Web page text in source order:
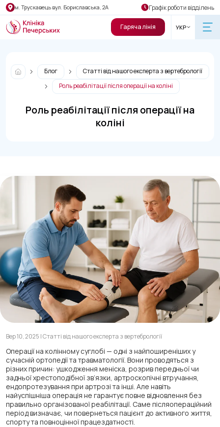
м. Трускавець вул. Бориславська, 2А Графік роботи відділень
Гаряча лінія УКР
Блог
Статті від нашого експерта з вертебрології
Роль реабілітації після операції на коліні
Роль реабілітації після операції на
коліні
Вер 10, 2025 | Статті від нашого експерта з вертебрології
Операції на колінному суглобі — одні з найпоширеніших у
сучасній ортопедії та травматології. Вони проводяться з
різних причин: ушкодження меніска, розрив передньої чи
задньої хрестоподібної зв’язки, артроскопічні втручання,
ендопротезування при артрозі та інші. Але навіть
найуспішніша операція не гарантує повне відновлення без
правильно організованої реабілітації. Саме післяопераційний
період визначає, чи повернеться пацієнт до активного життя,
спорту та повноцінної працездатності.